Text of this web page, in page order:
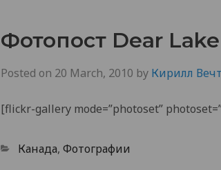
Фотопост Dear Lake
Posted on 20 March, 2010 by Кирилл
[flickr-gallery mode=”photoset”
Categories
Канада, Фотографии